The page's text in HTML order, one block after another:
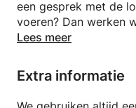
een gesprek met de
voeren? Dan werken
Heb je een huis in
aan de slag.
En doe je veel zaken
kiezen we een
Lees meer
Extra informatie